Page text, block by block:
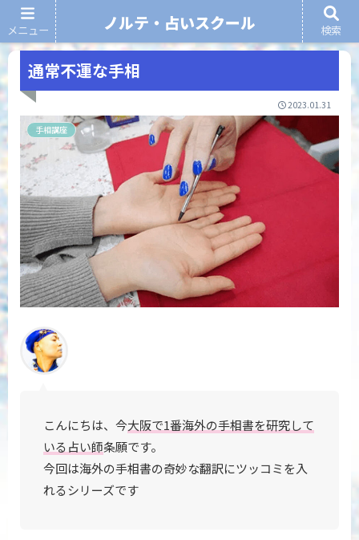
ノルテ・占いスクール
通常不運な手相
2023.01.31
手相講座
こんにちは、今大阪で1番海外の手相書を研究して
いる占い師条願です。
今回は海外の手相書の奇妙な翻訳にツッコミを入
れるシリーズです
メニュー ノルテ・占いスクール 検索